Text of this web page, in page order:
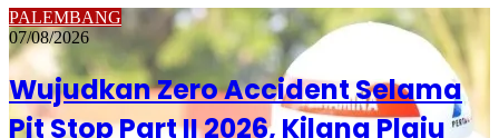
PALEMBANG
07/08/2026
Wujudkan Zero Accident Selama
Pit Stop Part II 2026, Kilang Plaju